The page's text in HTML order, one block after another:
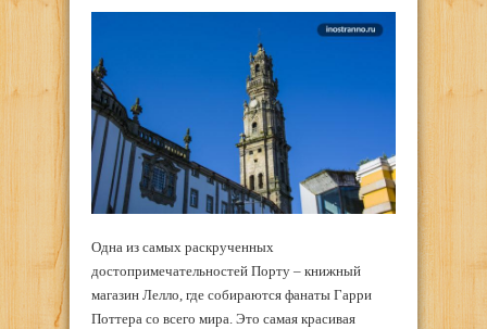
Одна из самых раскрученных
достопримечательностей Порту – книжный
магазин Лелло, где собираются фанаты Гарри
Поттера со всего мира. Это самая красивая